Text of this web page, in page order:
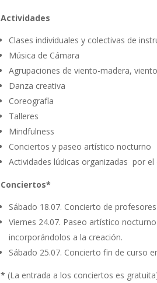
Actividades
Clases individuales y colectivas de
Música de Cámara
Agrupaciones de viento-madera,
Danza creativa
Coreografía
Talleres
Mindfulness
Conciertos y paseo artístico nocturno
Actividades lúdicas organizadas por
Conciertos*
Sábado 18.07. Concierto de
Viernes 24.07. Paseo artístico
incorporándolos a la creación.
Sábado 25.07. Concierto fin de curso
* (La entrada a los conciertos es